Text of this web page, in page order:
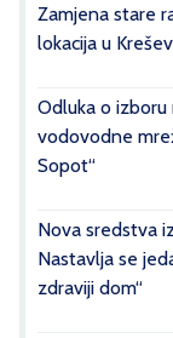
Zamjena stare
lokacija u
Odluka o
vodovodne
Sopot“
Nova sredstva
Nastavlja se
zdraviji dom“